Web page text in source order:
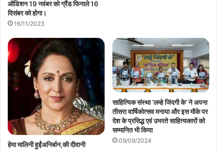
ऑडिशन 19 नवंबर को ग्रैंड फिनाले 16
दिसंबर को होगा।
16/11/2023
हेमा मालिनी हुईंअनिर्बान,की दीवानी
साहित्यिक संस्था ‘लम्हे जिंदगी के’ ने अपना
तीसरा वार्षिकोत्सव मनाया और इस मौके पर
देश के प्रसिद्ध एवं उभरते साहित्यकारों को
सम्मानित भी किया
09/09/2024